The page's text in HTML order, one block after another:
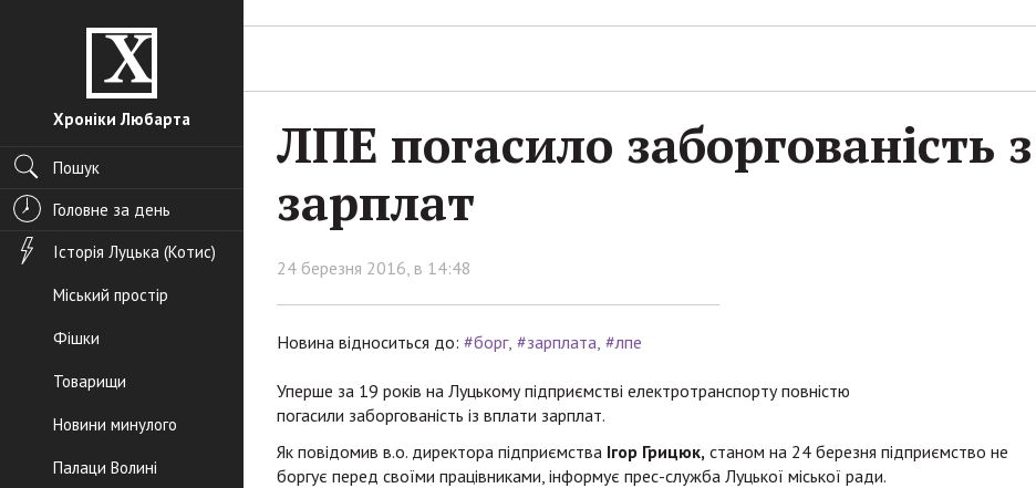
Хроніки Любарта
Пошук
Головне за день
Історія Луцька (Котис)
Міський простір
Фішки
Товарищи
Новини минулого
Палаци Волині
ЛПЕ погасило заборгованість
зарплат
24 березня 2016, в 14:48
Новина відноситься до: #борг #зарплата #лпе
Уперше за 19 років на Луцькому підприємстві електротранспорту повністю
погасили заборгованість із вплати зарплат.
Як повідомив в.о. директора підприємства Ігор Грицюк, станом на 24 березня підприємство не
боргує перед своїми працівниками, інформує прес-служба Луцької міської ради.